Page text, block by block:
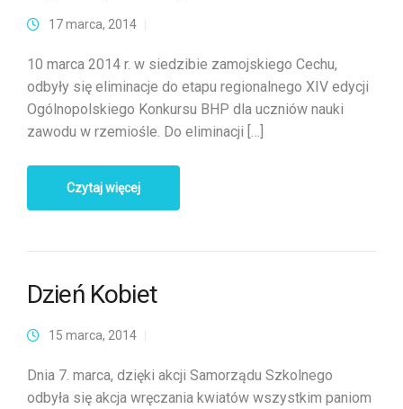
17 marca, 2014
10 marca 2014 r. w siedzibie zamojskiego Cechu,
odbyły się eliminacje do etapu regionalnego XIV edycji
Ogólnopolskiego Konkursu BHP dla uczniów nauki
zawodu w rzemiośle. Do eliminacji […]
Czytaj więcej
Dzień Kobiet
15 marca, 2014
Dnia 7. marca, dzięki akcji Samorządu Szkolnego
odbyła się akcja wręczania kwiatów wszystkim paniom